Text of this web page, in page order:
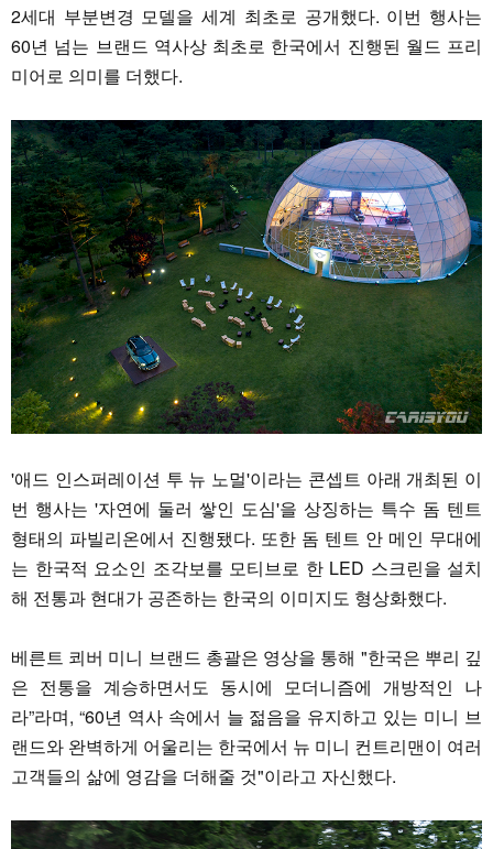
2세대 부분변경 모델을 세계 최초로 공개했다. 이번 행사는
60년 넘는 브랜드 역사상 최초로 한국에서 진행된 월드 프리
미어로 의미를 더했다.
'애드 인스퍼레이션 투 뉴 노멀'이라는 콘셉트 아래 개최된 이
번 행사는 '자연에 둘러 쌓인 도심'을 상징하는 특수 돔 텐트
형태의 파빌리온에서 진행됐다. 또한 돔 텐트 안 메인 무대에
는 한국적 요소인 조각보를 모티브로 한 LED 스크린을 설치
해 전통과 현대가 공존하는 한국의 이미지도 형상화했다.
베른트 쾨버 미니 브랜드 총괄은 영상을 통해 "한국은 뿌리 깊
은 전통을 계승하면서도 동시에 모더니즘에 개방적인 나
라”라며, “60년 역사 속에서 늘 젊음을 유지하고 있는 미니 브
랜드와 완벽하게 어울리는 한국에서 뉴 미니 컨트리맨이 여러
고객들의 삶에 영감을 더해줄 것"이라고 자신했다.